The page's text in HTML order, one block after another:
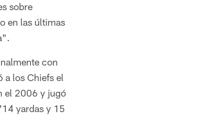
sobre
en las últimas
con
a los Chiefs el
el 2006 y jugó
yardas y 15